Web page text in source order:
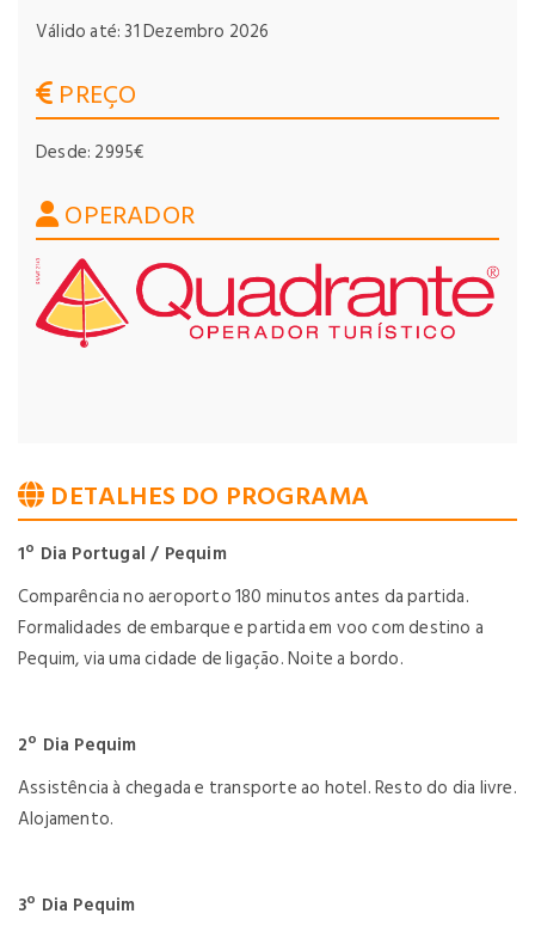
Válido até: 31 Dezembro 2026
PREÇO
Desde: 2995€
OPERADOR
DETALHES DO PROGRAMA
1º Dia Portugal / Pequim
Comparência no aeroporto 180 minutos antes da partida.
Formalidades de embarque e partida em voo com destino a
Pequim, via uma cidade de ligação. Noite a bordo.
2º Dia Pequim
Assistência à chegada e transporte ao hotel. Resto do dia livre.
Alojamento.
3º Dia Pequim